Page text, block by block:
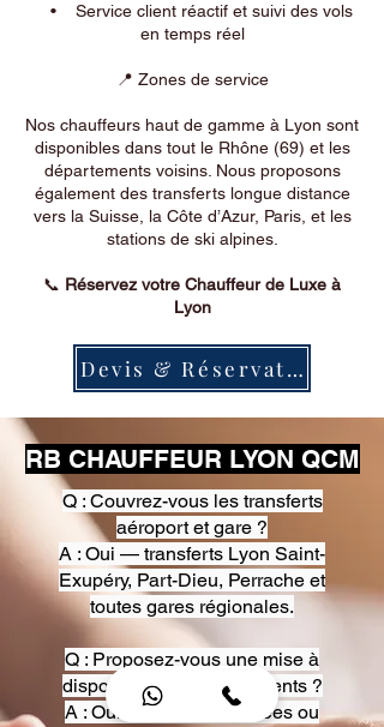
• Service client réactif et suivi des vols
en temps réel
📍 Zones de service
Nos chauffeurs haut de gamme à Lyon sont
disponibles dans tout le Rhône (69) et les
départements voisins. Nous proposons
également des transferts longue distance
vers la Suisse, la Côte d’Azur, Paris, et les
stations de ski alpines.
📞 Réservez votre Chauffeur de Luxe à
Lyon
Devis & Réservation
RB CHAUFFEUR LYON QCM
Q : Couvrez-vous les transferts
aéroport et gare ?
A : Oui — transferts Lyon Saint-
Exupéry, Part-Dieu, Perrache et
toutes gares régionales.
Q : Proposez-vous une mise à
disposition pour événements ?
A : Oui — heures, journées ou